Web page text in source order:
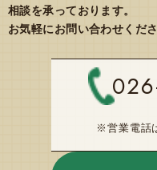
相談を承っております。
お気軽にお問い合わせくださ
※営業電話